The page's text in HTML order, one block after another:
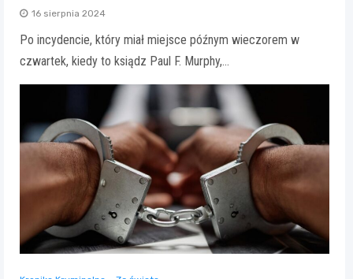
16 sierpnia 2024
Po incydencie, który miał miejsce późnym wieczorem w
czwartek, kiedy to ksiądz Paul F. Murphy,…